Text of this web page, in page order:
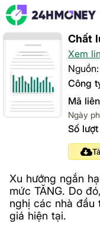
Chất
Xem
Công
Mã
Ngày
Số
Xu hướng ngắn
mức TĂNG. Do
nghị các nhà đầu
giá hiện tại.